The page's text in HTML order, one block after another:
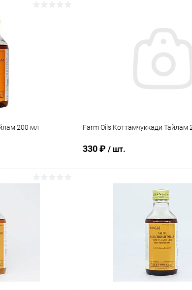
200 мл Farm Oils Коттамчуккади Тайлам
330 ₽ / шт.
В корзину